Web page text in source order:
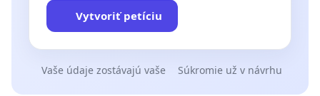
Vytvoriť petíciu
Vaše údaje zostávajú vaše Súkromie už v návrhu